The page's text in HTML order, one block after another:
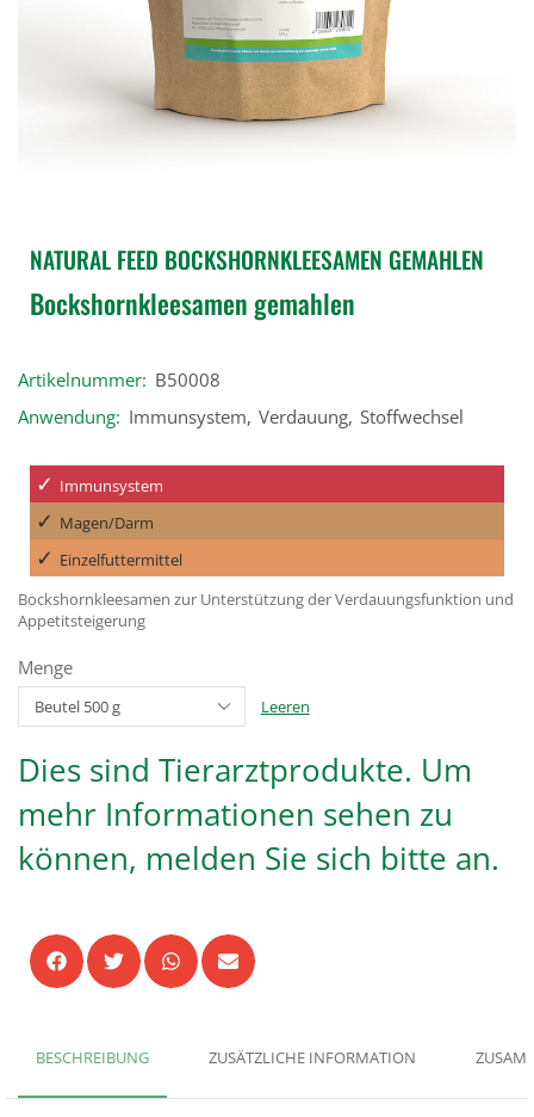
NATURAL FEED BOCKSHORNKLEESAMEN GEMAHLEN
Bockshornkleesamen gemahlen
Artikelnummer: B50008
Anwendung: Immunsystem, Verdauung, Stoffwechsel
Immunsystem
Magen/Darm
Einzelfuttermittel
Bockshornkleesamen zur Unterstützung der Verdauungsfunktion und
Appetitsteigerung
Menge
Leeren
Dies sind Tierarztprodukte. Um
mehr Informationen sehen zu
können, melden Sie sich bitte an.
BESCHREIBUNG ZUSÄTZLICHE INFORMATION